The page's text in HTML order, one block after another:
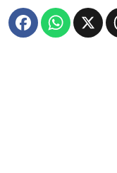
Facebook
X